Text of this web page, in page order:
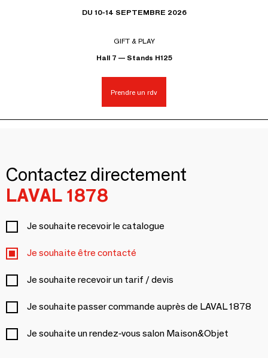
DU 10-14 SEPTEMBRE 2026
GIFT & PLAY
Hall 7 — Stands H125
Prendre un rdv
Contactez directement
LAVAL 1878
Je souhaite recevoir le catalogue
Je souhaite être contacté
Je souhaite recevoir un tarif / devis
Je souhaite passer commande auprès de LAVAL 1878
Je souhaite un rendez-vous salon Maison&Objet